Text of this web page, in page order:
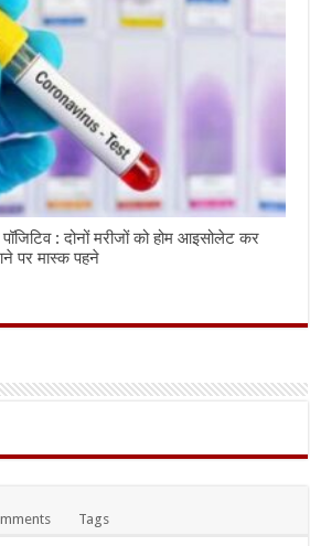
: दोनों मरीजों को होम आइसोलेट कर
पर मास्क पहने
Tags